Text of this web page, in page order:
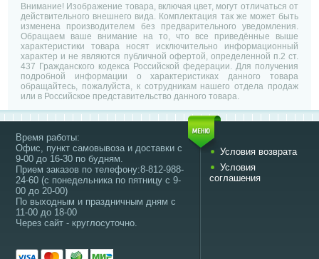
Внимание! Изображение товара, включая цвет, могут отличаться от
действительного внешнего вида. Комплектация так же может быть
изменена производителем без предварительного уведомления.
Обращаем ваше внимание на то, что все приведённые выше
характеристики товара носят исключительно информационный
характер и не являются публичной офертой, определенной п.2 ст.
437 Гражданского кодекса Российской федерации. Для получения
подробной информации о характеристиках данного товара
обращайтесь, пожалуйста, к сотрудникам нашего отдела продаж
или в Российское представительство данного товара.
Время работы:
Офис, пункт самовывоза и доставки с
9-00 до 16-30 по будням.
Прием заказов по телефону:8-812-988-
24-60 (с понедельника по пятницу с 9-
00 до 20-00)
По выходным и праздничным дням с
11-00 до 18-00
Через сайт - круглосуточно.
Условия возврата
Условия
соглашения